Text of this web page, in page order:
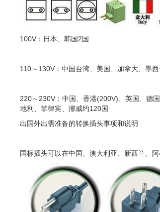
100V：日本、韩国2国
110～130V：中国台湾、美国、加拿大、墨
220～230V：中国、香港(200V)、英国、德
地利、菲律宾、挪威约120国
出国外出需准备的转换插头事项和说明
国标插头可以在中国、澳大利亚、新西兰、